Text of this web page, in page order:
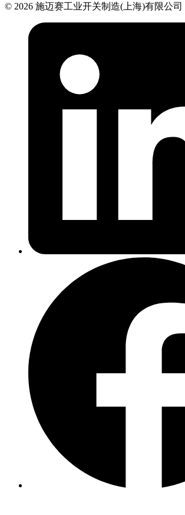
© 2026 施迈赛工业开关制造(上海)有限公司